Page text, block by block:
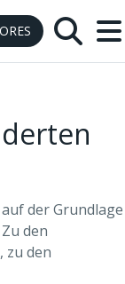
der Grundlage
den
zu den